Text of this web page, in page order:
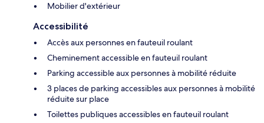
Mobilier d'extérieur
Accessibilité
Accès aux personnes en fauteuil roulant
Cheminement accessible en fauteuil roulant
Parking accessible aux personnes à mobilité réduite
3 places de parking accessibles aux personnes à mobilité
réduite sur place
Toilettes publiques accessibles en fauteuil roulant